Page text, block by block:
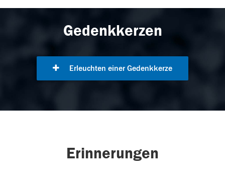
Gedenkkerzen
Erleuchten einer Gedenkkerze
Erinnerungen